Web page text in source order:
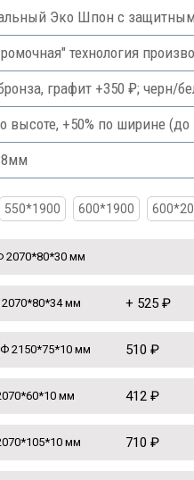
Эко Шпон с защитным
технология
графит +350 ₽; черн/
высоте, +50% по ширине
550*1900 600*1900
мм
мм + 525 ₽
2150*75*10 мм 510 ₽
мм 412 ₽
мм 710 ₽